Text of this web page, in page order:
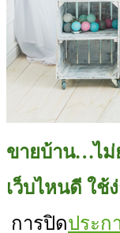
ขายบ้าน…ไม่
เว็บไหนดี ใช้
การปิดประก